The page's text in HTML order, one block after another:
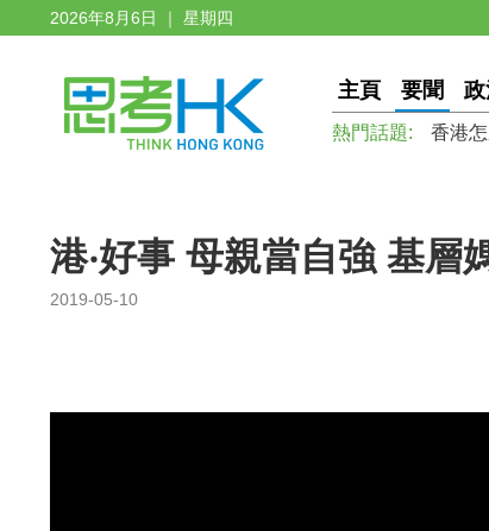
2026年8月6日 ｜ 星期四
主頁 要聞
熱門話題: 香港
港‧好事 母親當自強 基層
2019-05-10